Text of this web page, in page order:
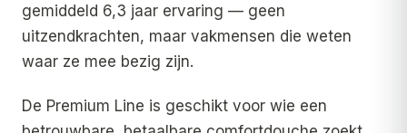
gemiddeld 6,3 jaar ervaring — geen
uitzendkrachten, maar vakmensen die weten
waar ze mee bezig zijn.
De Premium Line is geschikt voor wie een